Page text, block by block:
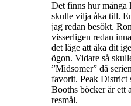
Det finns hur många
skulle vilja åka till.
jag redan besökt.
visserligen redan
det läge att åka dit
ögon. Vidare så
”Midsomer” då serien
favorit. Peak District
Booths böcker är ett
resmål.